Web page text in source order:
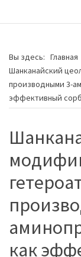
Вы здесь: Главная
Шанканайский
производными 3-
эффективный
как